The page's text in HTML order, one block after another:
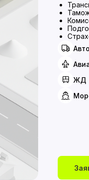
Авто
ЖД